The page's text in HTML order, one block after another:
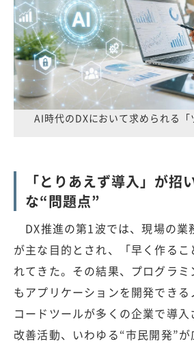
AI時代のDXにおいて求められる「
「とりあえず導入」が招
な“問題点”
DX推進の第1波では、現場の業
が主な目的とされ、「早く作る
れてきた。その結果、プログラミ
もアプリケーションを開発できる
コードツールが多くの企業で導
改善活動、いわゆる“市民開発”